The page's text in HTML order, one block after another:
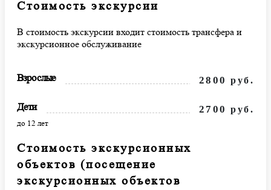
Стоимость экскурсии
В стоимость экскурсии входит стоимость трансфера и
экскурсионное обслуживание
Взрослые 2800 руб.
Дети 2700 руб.
до 12 лет
Стоимость экскурсионных
объектов (посещение
экскурсионных объектов